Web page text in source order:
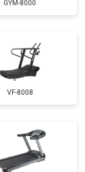
GYM-8000
VF-8008